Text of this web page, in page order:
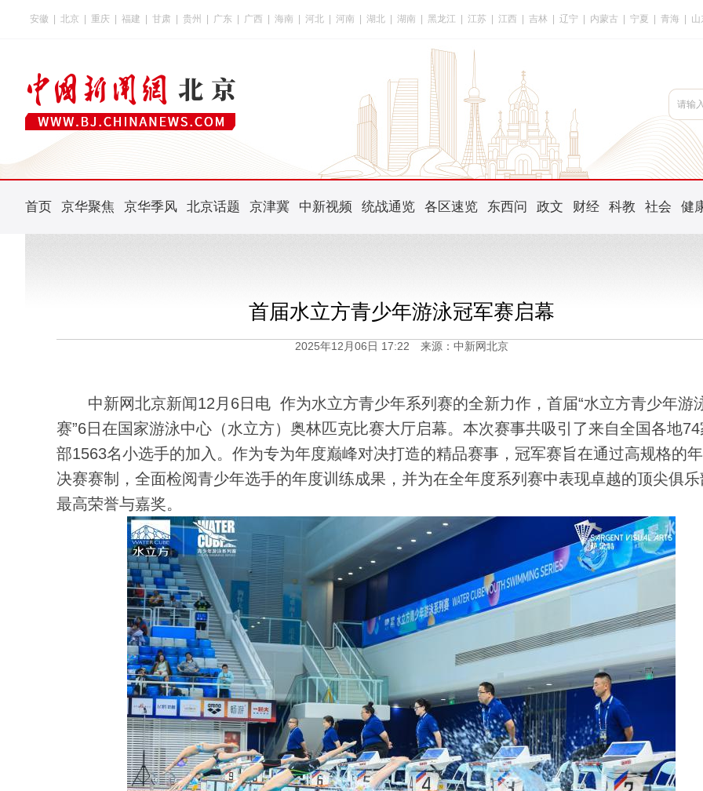
安徽 北京 重庆 福建 甘肃 贵州 广东 广西 海南 河北 河南 湖北 湖南 黑龙江 江苏 江西 吉林 辽宁 内蒙古 宁夏 青海 山
首页 京华聚焦 京华季风 北京话题 京津冀 中新视频 统战通览 各区速览 东西问 政文 财经 科教 社会 健
首届水立方青少年游泳冠军赛启幕
2025年12月06日 17:22 来源：中新网北京
中新网北京新闻12月6日电 作为水立方青少年系列赛的全新力作，首届“水立方青少年游
赛”6日在国家游泳中心（水立方）奥林匹克比赛大厅启幕。本次赛事共吸引了来自全国各地
部1563名小选手的加入。作为专为年度巅峰对决打造的精品赛事，冠军赛旨在通过高规格的
决赛赛制，全面检阅青少年选手的年度训练成果，并为在全年度系列赛中表现卓越的顶尖俱
最高荣誉与嘉奖。